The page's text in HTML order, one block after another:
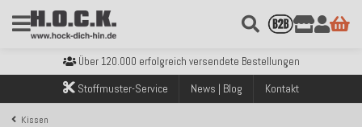
Kostenloser Versand innerhalb Deutschlands ab 99€ Bestellwert
Sicher bezahlen mit Klarna, PayPal & Amazon Pay
Kostenloser Versand innerhalb Deutschlands ab 99€ Bestellwert
Über 120.000 erfolgreich versendete Bestellungen
Sicher bezahlen mit Klarna, PayPal & Amazon Pay
Kostenloser Versand innerhalb Deutschlands ab 99€ Bestellwert
Stoffmuster-Service News | Blog Kontakt
Kissen